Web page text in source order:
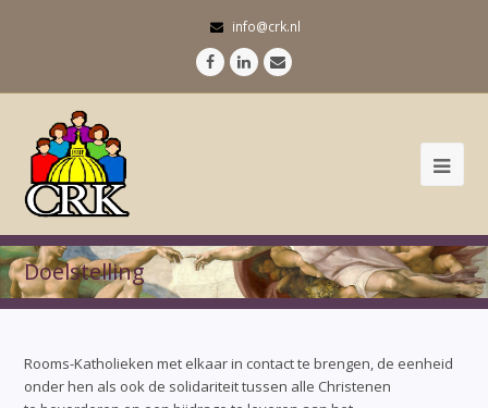
info@crk.nl
Facebook
LinkedIn
E-
mail
Doelstelling
Rooms-Katholieken met elkaar in contact te brengen, de eenheid
onder hen als ook de solidariteit tussen alle Christenen